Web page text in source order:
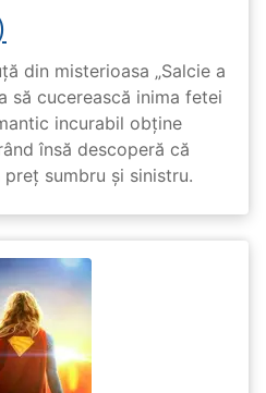
din misterioasa „Salcie a
să cucerească inima fetei
incurabil obține
însă descoperă că
sumbru și sinistru.